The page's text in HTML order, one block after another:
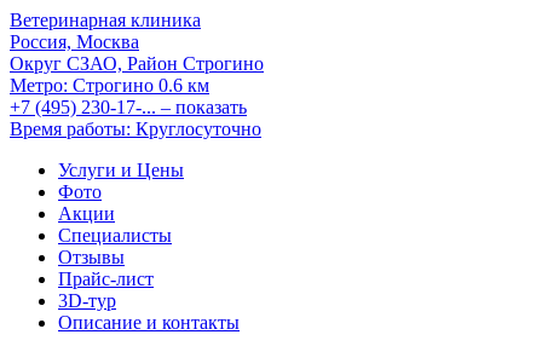
Ветеринарная клиника
Россия, Москва
Округ СЗАО, Район Строгино
Метро: Строгино 0.6 км
+7 (495) 230-17-... – показать
Время работы: Круглосуточно
Услуги и Цены
Фото
Акции
Специалисты
Отзывы
Прайс-лист
3D-тур
Описание и контакты